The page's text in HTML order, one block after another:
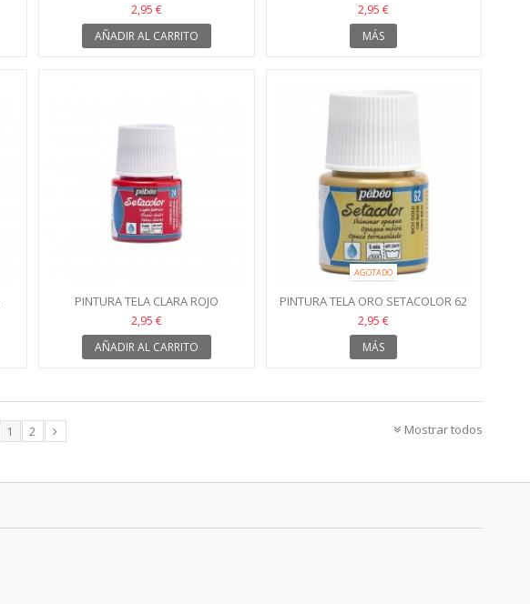
SETACOLOR 49
2,95 €
AÑADIR AL CARRITO
SETACOLOR 28
2,95 €
MÁS
PINTURA TELA CLARA ROJO
CARDENAL SETACOLOR 24
2,95 €
AÑADIR AL CARRITO
AGOTADO
PINTURA TELA ORO SETACOLOR 62
2,95 €
MÁS
Mostrar todos
1 2